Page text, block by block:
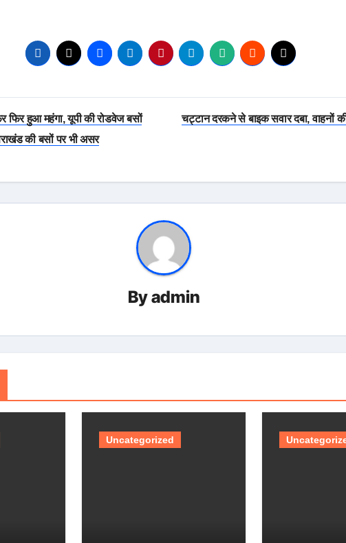
फिर हुआ महंगा, यूपी की रोडवेज बसों
की बसों पर भी असर
चट्टान दरकने से बाइक सवार दबा, वाहनों
Byadmin
Uncategorized